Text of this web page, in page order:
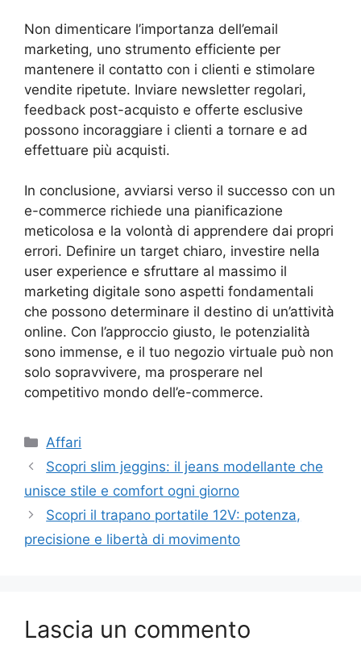
Non dimenticare l’importanza dell’email
marketing, uno strumento efficiente per
mantenere il contatto con i clienti e stimolare
vendite ripetute. Inviare newsletter regolari,
feedback post-acquisto e offerte esclusive
possono incoraggiare i clienti a tornare e ad
effettuare più acquisti.
In conclusione, avviarsi verso il successo con un
e-commerce richiede una pianificazione
meticolosa e la volontà di apprendere dai propri
errori. Definire un target chiaro, investire nella
user experience e sfruttare al massimo il
marketing digitale sono aspetti fondamentali
che possono determinare il destino di un’attività
online. Con l’approccio giusto, le potenzialità
sono immense, e il tuo negozio virtuale può non
solo sopravvivere, ma prosperare nel
competitivo mondo dell’e-commerce.
Categorie
Affari
Scopri slim jeggins: il jeans modellante che
unisce stile e comfort ogni giorno
Scopri il trapano portatile 12V: potenza,
precisione e libertà di movimento
Lascia un commento